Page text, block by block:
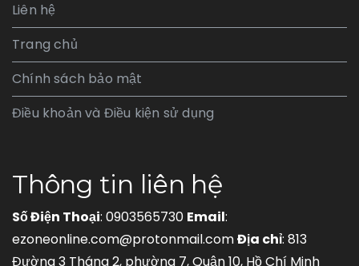
Liên hệ
Trang chủ
Chính sách bảo mật
Điều khoản và Điều kiện sử dụng
Thông tin liên hệ
Số Điện Thoại: 0903565730 Email:
ezoneonline.com@protonmail.comĐịa chỉ: 813
Đường 3 Tháng 2, phường 7, Quận 10, Hồ Chí Minh